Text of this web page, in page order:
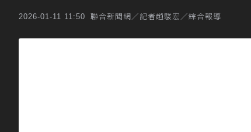
2026-01-11 11:50 聯合新聞網／記者趙駿宏／綜合報導